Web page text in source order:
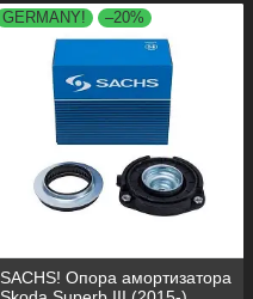
GERMANY! –20%
SACHS! Опора амортизатора